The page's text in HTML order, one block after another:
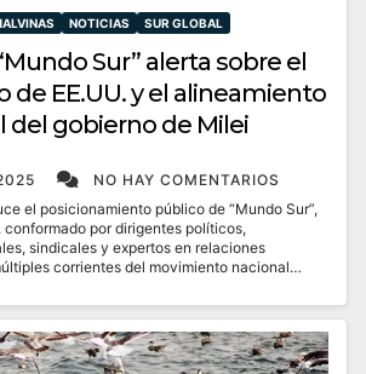
NOTICIAS SUR GLOBAL
Sur” alerta sobre el
de EE.UU. y el alineamiento
del gobierno de Milei
NO HAY COMENTARIOS
el posicionamiento público de “Mundo Sur”,
por dirigentes políticos,
sindicales y expertos en relaciones
corrientes del movimiento nacional…